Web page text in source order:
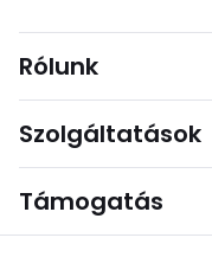
Rólunk
Szolgáltatások
Támogatás